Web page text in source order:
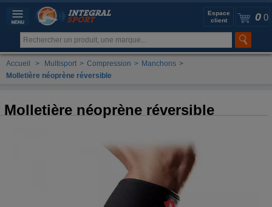
0 0
Espace
client
Accueil > Multisport > Compression > Manchons >
Molletière néoprène réversible
Molletière néoprène réversible